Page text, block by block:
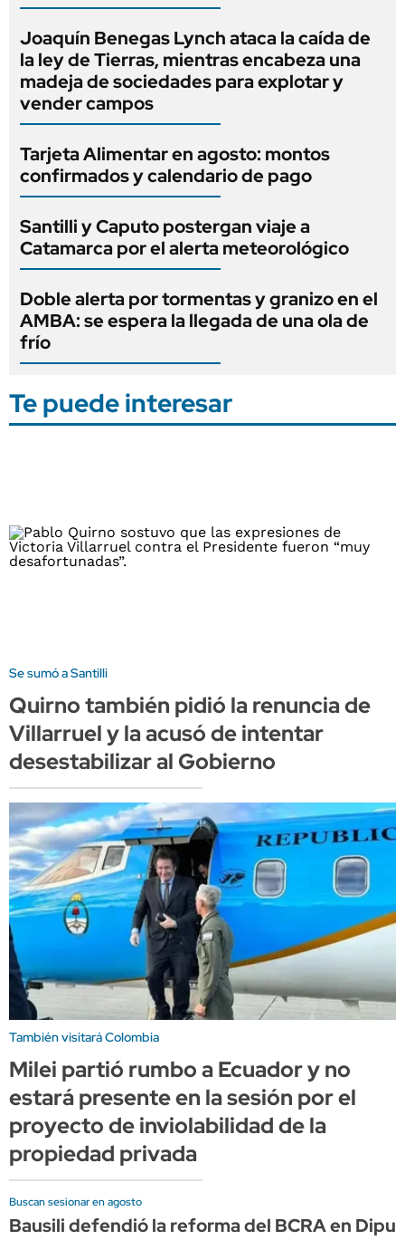
Joaquín Benegas Lynch ataca la caída de
la ley de Tierras, mientras encabeza una
madeja de sociedades para explotar y
vender campos
Tarjeta Alimentar en agosto: montos
confirmados y calendario de pago
Santilli y Caputo postergan viaje a
Catamarca por el alerta meteorológico
Doble alerta por tormentas y granizo en el
AMBA: se espera la llegada de una ola de
frío
Te puede interesar
Se sumó a Santilli
Quirno también pidió la renuncia de
Villarruel y la acusó de intentar
desestabilizar al Gobierno
También visitará Colombia
Milei partió rumbo a Ecuador y no
estará presente en la sesión por el
proyecto de inviolabilidad de la
propiedad privada
Buscan sesionar en agosto
Bausili defendió la reforma del BCRA en